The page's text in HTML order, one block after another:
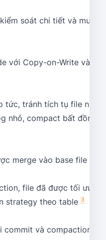
soát chi tiết và multi-
với Copy-on-Write và
tức, tránh tích tụ file nhỏ
nhỏ, compact bất đồng
merge vào base file định
file đã được tối ưu
strategy theo table 3
commit và compaction